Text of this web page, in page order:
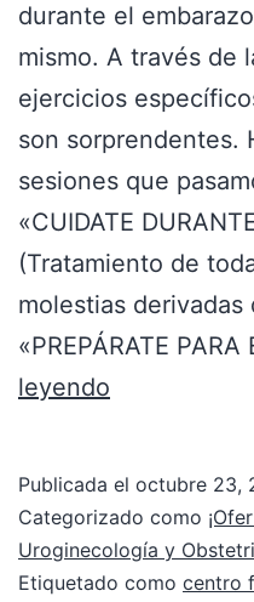
durante el
mismo. A través de
ejercicios
son sorprendentes.
sesiones que
«CUIDATE
(Tratamiento de
molestias derivadas
«PREPÁRATE PARA
leyendo
Publicada el octubre 23,
Categorizado como
Uroginecología y
Etiquetado como centro